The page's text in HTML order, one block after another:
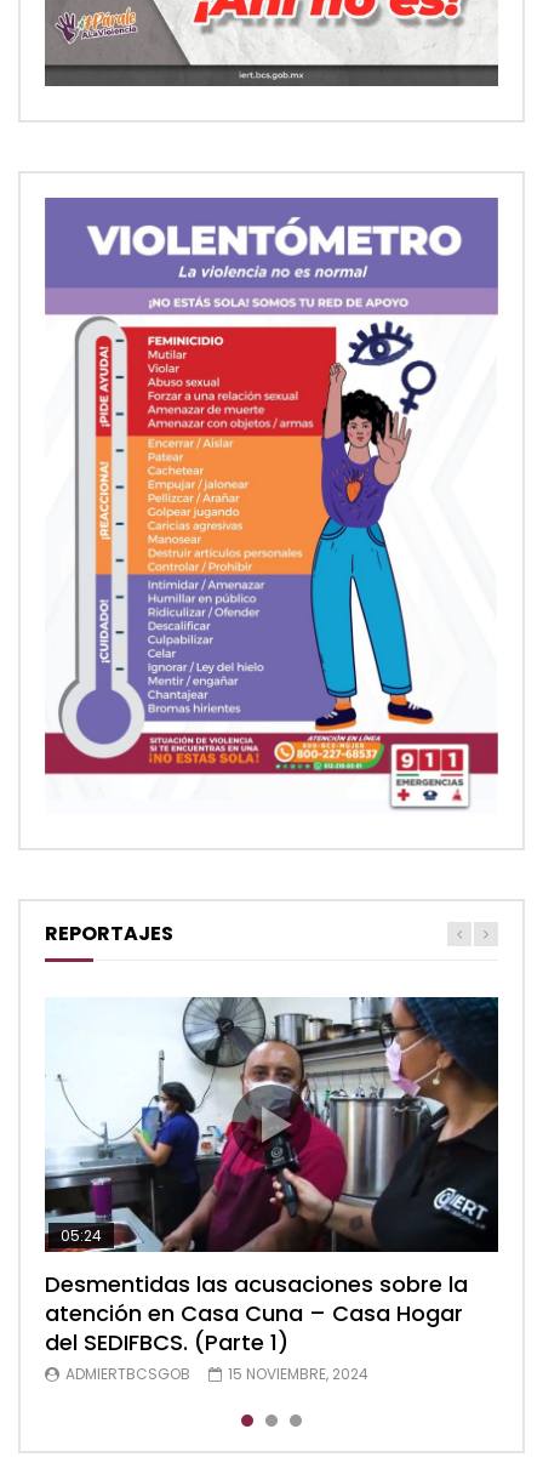
REPORTAJES
05:24
Desmentidas las acusaciones sobre la
atención en Casa Cuna – Casa Hogar
del SEDIFBCS. (Parte 1)
ADMIERTBCSGOB 15 NOVIEMBRE, 2024
04:28
Desmentidas las acusaciones sobre la
atención en Casa Cuna – Casa Hogar
del SEDIFBCS. (Parte 2)
ADMIERTBCSGOB 15 NOVIEMBRE, 2024
05:48
Desmentidas las acusaciones sobre la
atención en Casa Cuna – Casa Hogar
del SEDIFBCS (Parte 3)
ADMIERTBCSGOB 15 NOVIEMBRE, 2024